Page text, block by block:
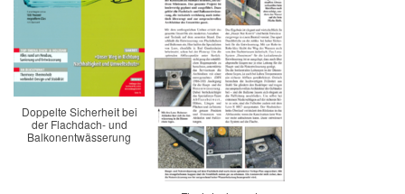
Doppelte Sicherheit bei
der Flachdach- und
Balkonentwässerung